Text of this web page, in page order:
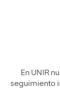
En UNIR
seguimiento